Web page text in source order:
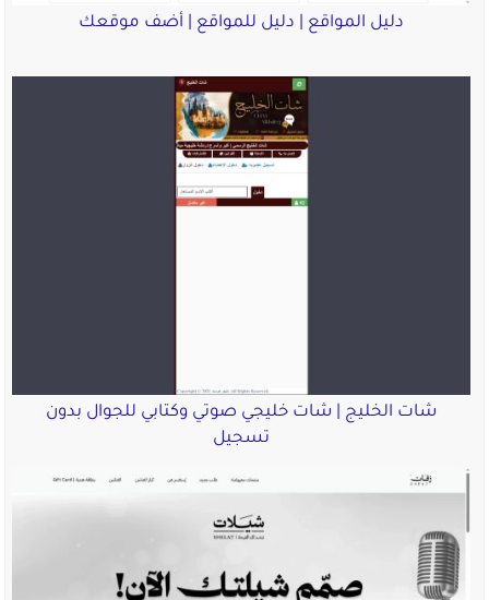
دليل المواقع | دليل للمواقع | أضف موقعك
شات الخليج | شات خليجي صوتي وكتابي للجوال بدون
تسجيل